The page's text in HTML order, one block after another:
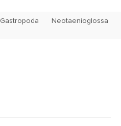
Gastropoda Neotaenioglossa